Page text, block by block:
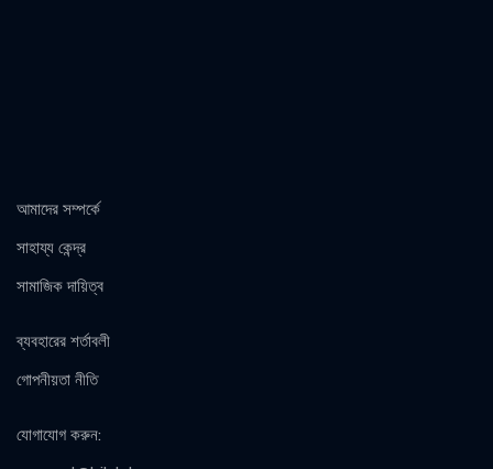
আমাদের সম্পর্কে
সাহায্য কেন্দ্র
সামাজিক দায়িত্ব
ব্যবহারের শর্তাবলী
গোপনীয়তা নীতি
যোগাযোগ করুন: